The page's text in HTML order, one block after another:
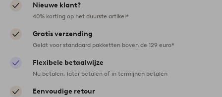
Nieuwe klant?
40% korting op het duurste artikel*
Gratis verzending
Geldt voor standaard pakketten boven de 129 euro*
Flexibele betaalwijze
Nu betalen, later betalen of in termijnen betalen
Eenvoudige retour